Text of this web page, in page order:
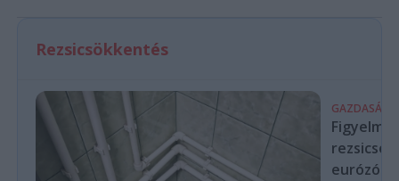
Rezsicsökkentés
GAZDASÁG